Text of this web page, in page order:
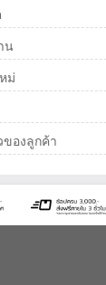
น
ม่
องลูกค้า